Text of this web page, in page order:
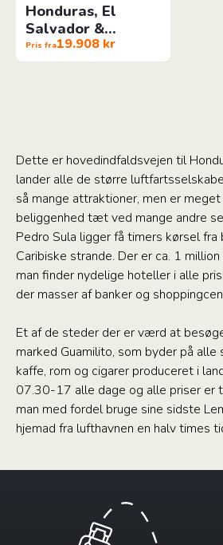
Honduras, El
Salvador &
Nicaragua
Rundrejse
Pris fra19.908 kr
Dette er hovedindfaldsvejen til
lander alle de større
så mange attraktioner, men er
beliggenhed tæt ved mange andre
Pedro Sula ligger få timers kørsel fra
Caribiske strande. Der er ca. 1
man finder nydelige hoteller i alle
der masser af banker og
Et af de steder der er værd at
marked Guamilito, som byder på
kaffe, rom og cigarer produceret i
07.30-17 alle dage og alle priser er
man med fordel bruge sine sidste
hjemad fra lufthavnen en halv times